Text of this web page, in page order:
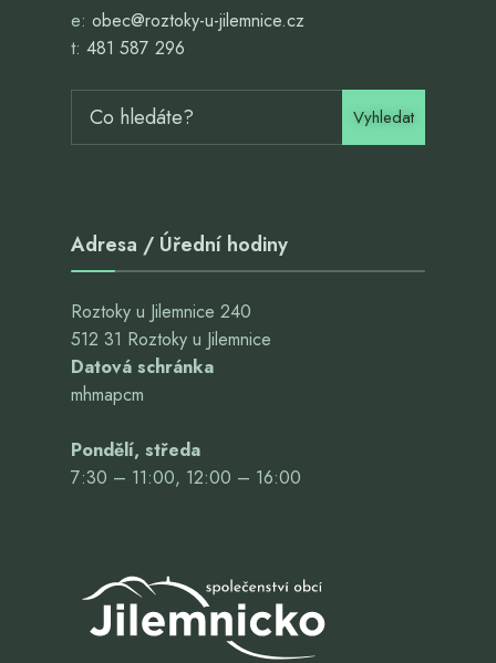
e: obec@roztoky-u-jilemnice.cz
t: 481 587 296
Vyhledat
Adresa / Úřední hodiny
Roztoky u Jilemnice 240
512 31 Roztoky u Jilemnice
Datová schránka
mhmapcm
Pondělí, středa
7:30 – 11:00, 12:00 – 16:00